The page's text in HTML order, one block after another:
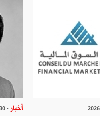
أخبار - 2026.07.30